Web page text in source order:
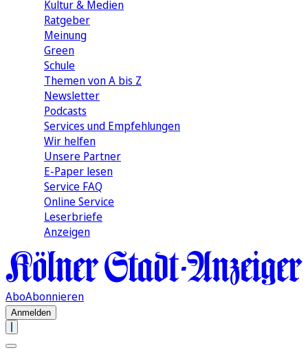
Kultur & Medien
Ratgeber
Meinung
Green
Schule
Themen von A bis Z
Newsletter
Podcasts
Services und Empfehlungen
Wir helfen
Unsere Partner
E-Paper lesen
Service FAQ
Online Service
Leserbriefe
Anzeigen
AboAbonnieren
Anmelden